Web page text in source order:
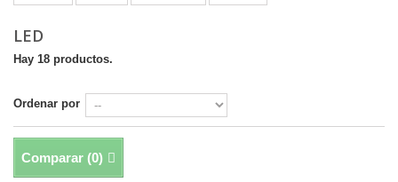
LED
Hay 18 productos.
Ordenar por
Comparar (0)